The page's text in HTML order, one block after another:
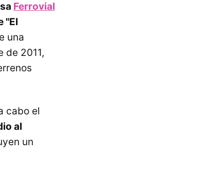
Ferrovial
"El
una
de 2011,
cabo el
al
un